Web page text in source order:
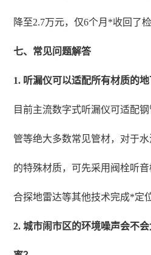
降至2.7万元，仅6个月*收回了
七、常见问题解答
1. 听漏仪可以适配所有材质的地
目前主流数字式听漏仪可适配
管等绝大多数常见管材，对于
的特殊材质，可先采用阀栓听
合探地雷达等其他技术完成*定
2. 城市闹市区的环境噪声会不